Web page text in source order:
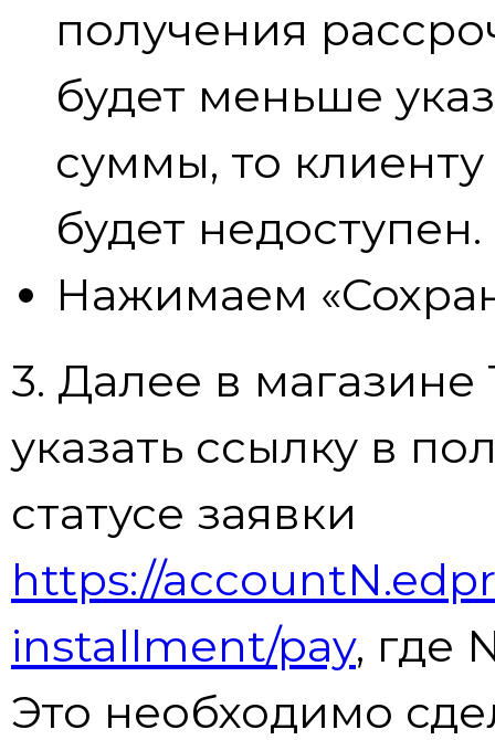
получения
будет меньше
суммы, то
будет недоступен.
Нажимаем
3. Далее в
указать ссылку в
статусе заявки
https://
installment/pay, где
Это необходимо